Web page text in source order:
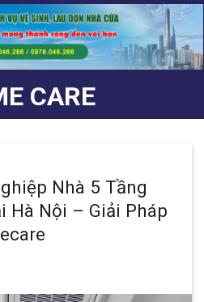
CARE
Nhà 5 Tầng
Hà Nội – Giải Pháp